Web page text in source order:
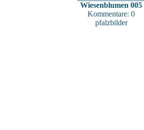
Wiesenblumen 005
Kommentare: 0
pfalzbilder